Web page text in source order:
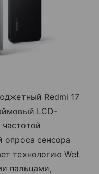
Redmi 17
LCD-
опроса сенсора
технологию Wet
пальцами,